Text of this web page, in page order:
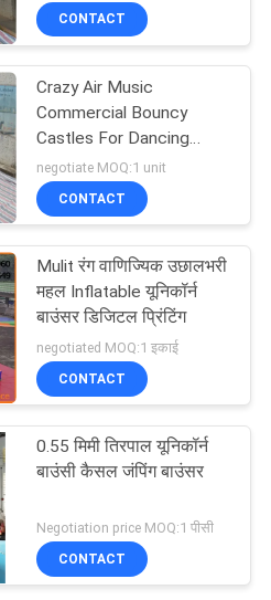
बाधा
पूल
56
Proof
CONTACT
Crazy Air Music
Commercial Bouncy
Castles For Dancing
Customized
negotiate MOQ:1 unit
CONTACT
Mulit रंग वाणिज्यिक उछालभरी
महल Inflatable यूनिकॉर्न
बाउंसर डिजिटल प्रिंटिंग
negotiated MOQ:1 इकाई
CONTACT
0.55 मिमी तिरपाल यूनिकॉर्न
बाउंसी कैसल जंपिंग बाउंसर
Negotiation price MOQ:1 पीसी
CONTACT